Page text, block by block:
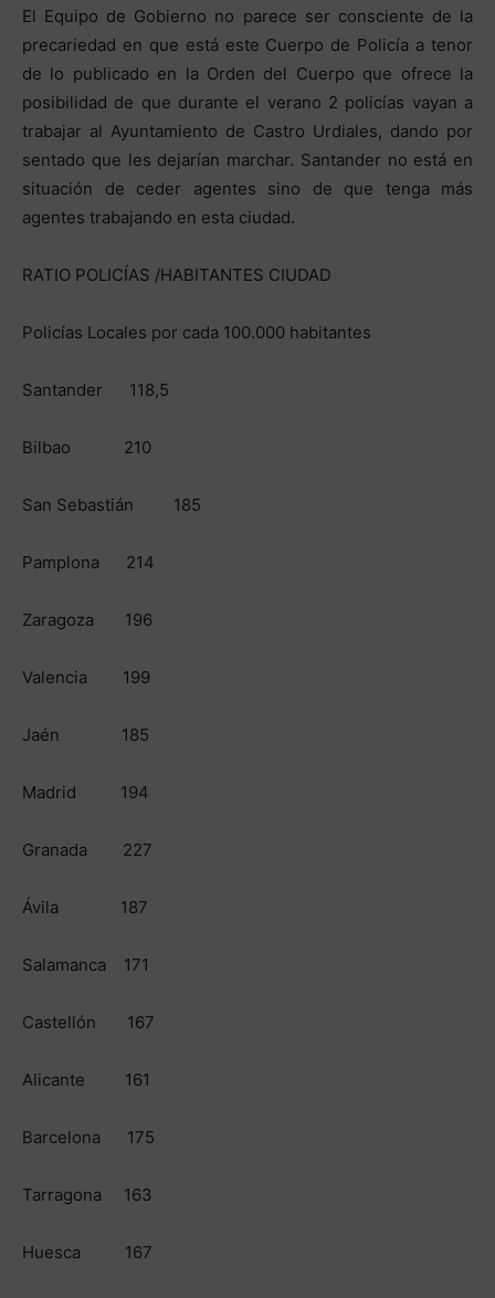
El Equipo de Gobierno no parece ser consciente de la
precariedad en que está este Cuerpo de Policía a tenor
de lo publicado en la Orden del Cuerpo que ofrece la
posibilidad de que durante el verano 2 policías vayan a
trabajar al Ayuntamiento de Castro Urdiales, dando por
sentado que les dejarían marchar. Santander no está en
situación de ceder agentes sino de que tenga más
agentes trabajando en esta ciudad.
RATIO POLICÍAS /HABITANTES CIUDAD
Policías Locales por cada 100.000 habitantes
Santander 118,5
Bilbao 210
San Sebastián 185
Pamplona 214
Zaragoza 196
Valencia 199
Jaén 185
Madrid 194
Granada 227
Ávila 187
Salamanca 171
Castellón 167
Alicante 161
Barcelona 175
Tarragona 163
Huesca 167